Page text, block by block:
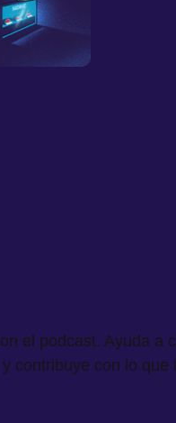
el podcast. Ayuda
contribuye con lo